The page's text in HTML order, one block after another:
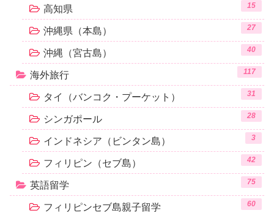
高知県 15
沖縄県（本島） 27
沖縄（宮古島） 40
海外旅行 117
タイ（バンコク・プーケット） 31
シンガポール 28
インドネシア（ビンタン島） 3
フィリピン（セブ島） 42
英語留学 75
フィリピンセブ島親子留学 60